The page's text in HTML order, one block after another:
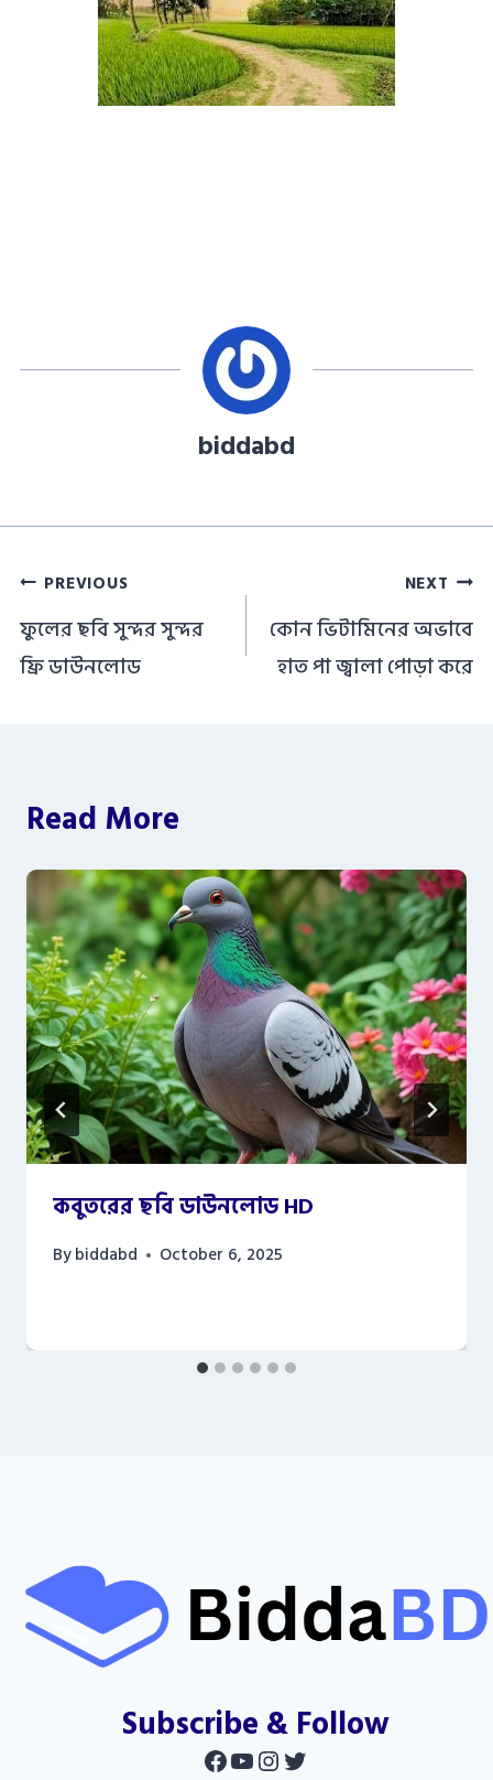
biddabd
Post
navigation
PREVIOUS
ফুলের ছবি সুন্দর সুন্দর
ফ্রি ডাউনলোড
NEXT
কোন ভিটামিনের অভাবে
হাত পা জ্বালা পোড়া করে
Read More
কবুতরের ছবি ডাউনলোড HD
Bybiddabd October 6, 2025
Subscribe & Follow
Facebook
YouTube
Instagram
Twitter